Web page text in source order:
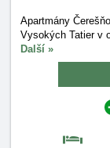
Apartmány
Vysokých Tatier v
Další »